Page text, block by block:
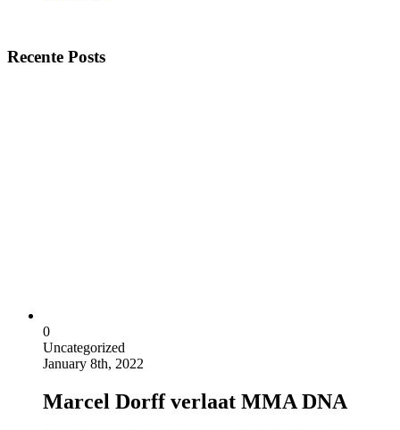
Recente Posts
0
Uncategorized
January 8th, 2022
Marcel Dorff verlaat MMA DNA